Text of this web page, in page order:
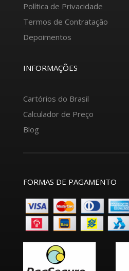
Política de Privacidade
Termos de Contratação
Depoimentos
INFORMAÇÕES
Cartórios do Brasil
Calculador de Preço
Blog
FORMAS DE PAGAMENTO